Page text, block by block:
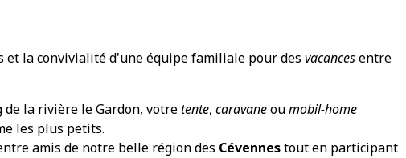
et la convivialité d'une équipe familiale pour des vacancesentre
de la rivière le Gardon, votretente, caravaneoumobil-home
les plus petits.
amis de notre belle région des Cévennestout en participant